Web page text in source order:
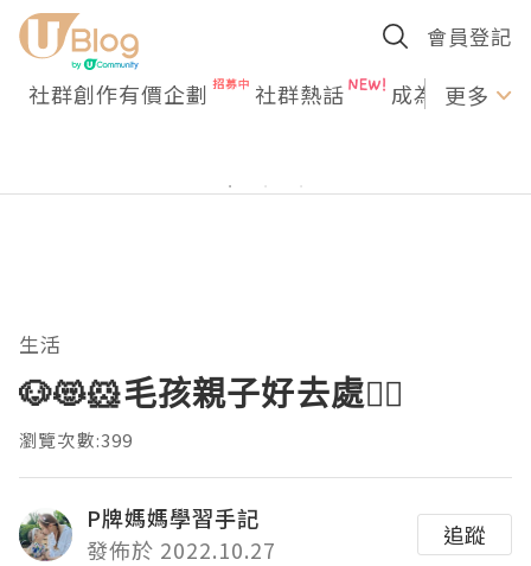
會員登記
社群創作有價企劃 社群熱話 成為U更多
生活
🐶😻🐹毛孩親子好去處👍🏼
瀏覽次數:399
P牌媽媽學習手記
發佈於 2022.10.27
追蹤